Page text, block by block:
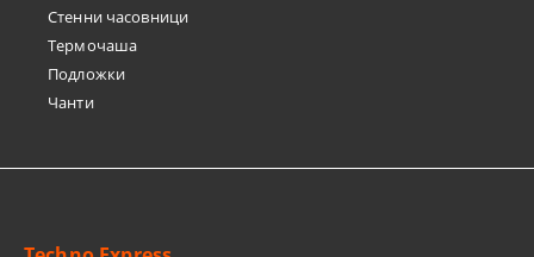
Стенни часовници
Термочашa
Подложки
Чанти